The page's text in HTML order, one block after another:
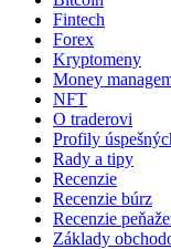
Fintech
Forex
Kryptomeny
Money
NFT
O traderovi
Profily
Rady a tipy
Recenzie
Recenzie búrz
Recenzie
Základy